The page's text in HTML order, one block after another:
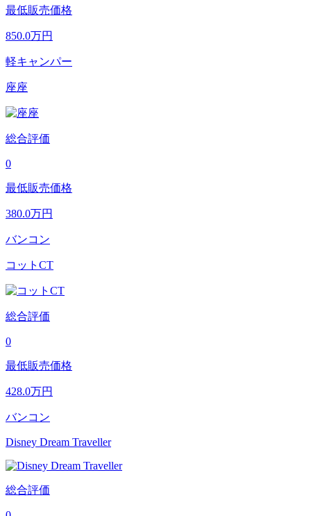
最低販売価格
850.0万円
軽キャンパー
座座
総合評価
0
最低販売価格
380.0万円
バンコン
コットCT
総合評価
0
最低販売価格
428.0万円
バンコン
Disney Dream Traveller
総合評価